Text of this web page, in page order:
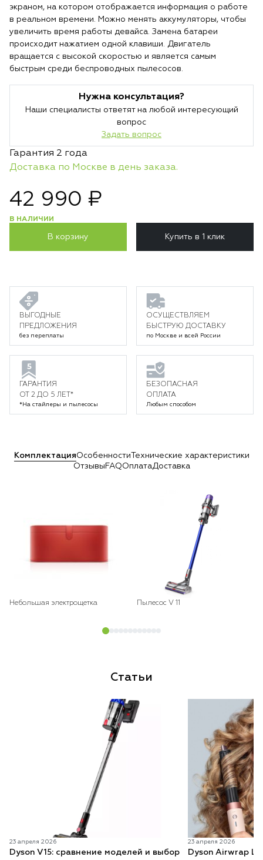
экраном, на котором отображается информация о работе
в реальном времени. Можно менять аккумуляторы, чтобы
увеличить время работы девайса. Замена батареи
происходит нажатием одной клавиши. Двигатель
вращается с высокой скоростью и является самым
быстрым среди беспроводных пылесосов.
Нужна консультация?
Наши специалисты ответят на любой интересующий
вопрос
Задать вопрос
Гарантия 2 года
Доставка по Москве в день заказа.
42 990 ₽
В НАЛИЧИИ
В корзину Купить в 1 клик
ВЫГОДНЫЕ
ПРЕДЛОЖЕНИЯ
без переплаты
ОСУЩЕСТВЛЯЕМ
БЫСТРУЮ ДОСТАВКУ
по Москве и всей России
ГАРАНТИЯ
ОТ 2 ДО 5 ЛЕТ*
*На стайлеры и пылесосы
БЕЗОПАСНАЯ
ОПЛАТА
Любым способом
КомплектацияОсобенности Технические характеристики
Отзывы FAQОплатаДоставка
Небольшая электрощетка Пылесос V 11
Статьи
23 апреля 2026
Dyson V15: сравнение моделей и выбор
23 апреля 2026
Dyson Airwrap